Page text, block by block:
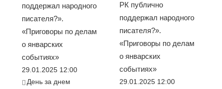
поддержал народного
писателя?».
«Приговоры по делам
о январских
событиях»
29.01.2025 12:00
День за днем
РК публично
поддержал народного
писателя?».
«Приговоры по делам
о январских
событиях»
29.01.2025 12:00